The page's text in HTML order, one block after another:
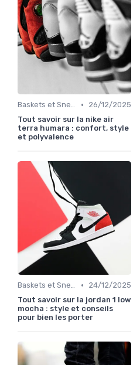
Baskets et Sneakers •
26/12/2025
Tout savoir sur la nike air
terra humara : confort, style
et polyvalence
Baskets et Sneakers •
24/12/2025
Tout savoir sur la jordan 1 low
mocha : style et conseils
pour bien les porter